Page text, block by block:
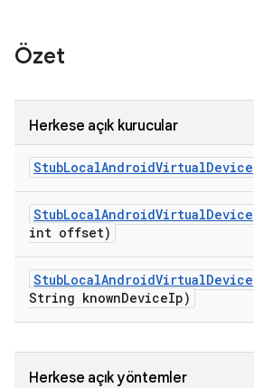
Özet
Herkese açık kurucular
StubLocalAndroidVirtualDevice
StubLocalAndroidVirtualDevice
int offset)
StubLocalAndroidVirtualDevice
String knownDeviceIp)
Herkese açık yöntemler